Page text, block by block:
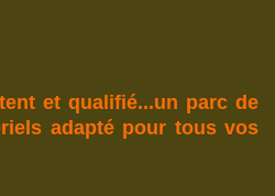
et qualifié...un parc de
adapté pour tous vos